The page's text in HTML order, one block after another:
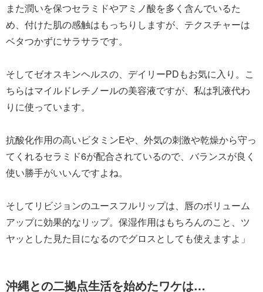
また潤いを保つセラミドやアミノ酸を多く含んでいるた
め、付けた肌の感触はもっちりしますが、テクスチャーは
ベタつかずにサラサラです。
そしてゼオスキンヘルスの、デイリーPDもお気に入り。こ
ちらはマイルドレチノールの美容液ですが、私は乳液代わ
りに使っています。
抗酸化作用の高いビタミンEや、外気の刺激や乾燥から守っ
てくれるセラミド6が配合されているので、バランスが良く
使い勝手がいいんですよね。
そしてリビジョンのユースフルリップは、唇のボリューム
アップに効果的なリップ。保湿作用はもちろんのこと、ツ
ヤッとした見た目になるのでグロスとしても使えますよ」
沖縄との二拠点生活を始めたワケは…